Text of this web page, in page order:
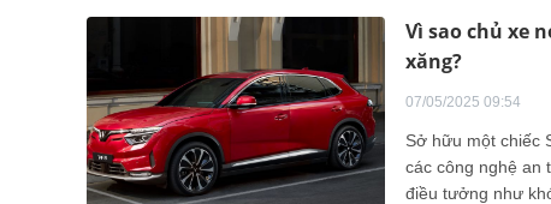
Vì sao chủ xe
xăng?
07/05/2025 09:54
Sở hữu một chiếc
các công nghệ an
điều tưởng như